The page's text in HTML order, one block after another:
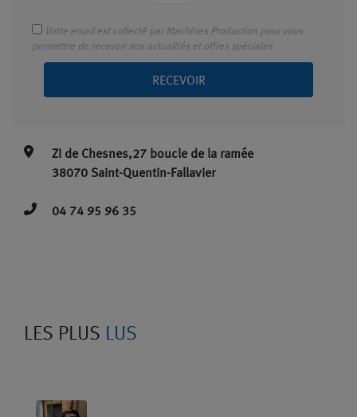
Votre email est collecté par Machines Production pour vous
permettre de recevoir nos actualités et offres spéciales
RECEVOIR
ZI de Chesnes,27 boucle de la ramée
38070 Saint-Quentin-Fallavier
04 74 95 96 35
LES PLUS LUS